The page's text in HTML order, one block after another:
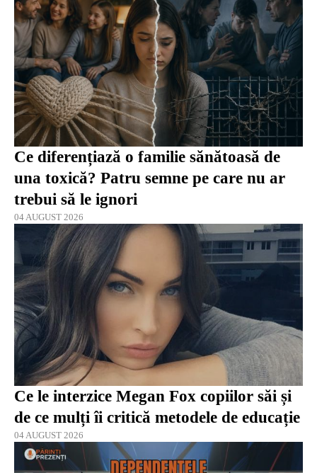
Ce diferențiază o familie sănătoasă de
una toxică? Patru semne pe care nu ar
trebui să le ignori
04 AUGUST 2026
Ce le interzice Megan Fox copiilor săi și
de ce mulți îi critică metodele de educație
04 AUGUST 2026